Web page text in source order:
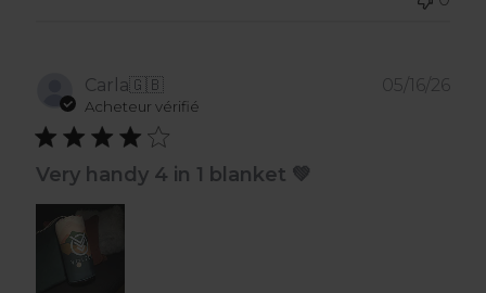
Carla🇬🇧
Acheteur vérifié
Very handy 4 in 1 blanket 💚
05/16/26